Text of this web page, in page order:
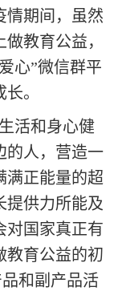
情期间，虽然
教育公益，
心”微信群平
。
活和身心健
的人，营造一
满正能量的超
提供力所能及
对国家真正有
教育公益的初
和副产品活